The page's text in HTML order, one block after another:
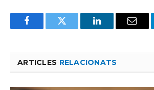
FacebookTwitter LinkedInEmail
ARTICLES RELACIONATS